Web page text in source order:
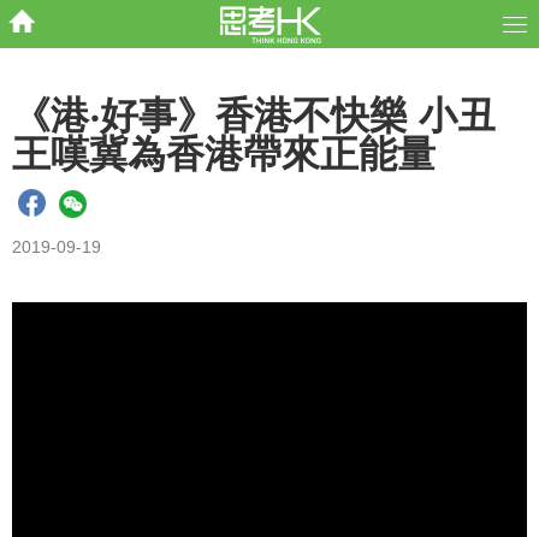
《港‧好事》香港不快樂 小丑
王嘆冀為香港帶來正能量
2019-09-19